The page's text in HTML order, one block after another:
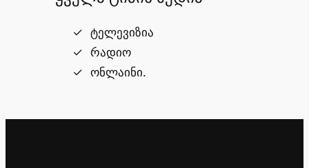
ტელევიზია
რადიო
ონლაინი.